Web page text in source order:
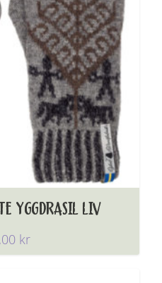
YGGDRASIL LIV
kr